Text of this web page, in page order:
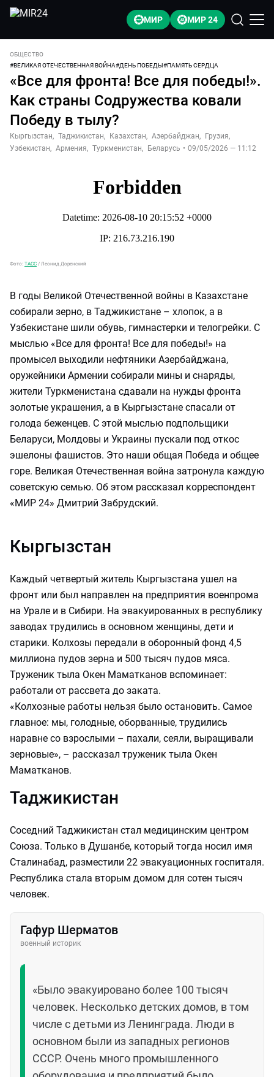
МИР МИР 24
ОБЩЕСТВО
#ВЕЛИКАЯ ОТЕЧЕСТВЕННАЯ ВОЙНА#ДЕНЬ ПОБЕДЫ#ПАМЯТЬ СЕРДЦА
«Все для фронта! Все для победы!».
Как страны Содружества ковали
Победу в тылу?
Кыргызстан, Таджикистан, Казахстан, Азербайджан, Грузия,
Узбекистан, Армения, Туркменистан, Беларусь • 09/05/2026 — 11:12
Фото: ТАСС / Леонид Доренский
В годы Великой Отечественной войны в Казахстане
собирали зерно, в Таджикистане – хлопок, а в
Узбекистане шили обувь, гимнастерки и телогрейки. С
мыслью «Все для фронта! Все для победы!» на
промысел выходили нефтяники Азербайджана,
оружейники Армении собирали мины и снаряды,
жители Туркменистана сдавали на нужды фронта
золотые украшения, а в Кыргызстане спасали от
голода беженцев. С этой мыслью подпольщики
Беларуси, Молдовы и Украины пускали под откос
эшелоны фашистов. Это наши общая Победа и общее
горе. Великая Отечественная война затронула каждую
советскую семью. Об этом рассказал корреспондент
«МИР 24» Дмитрий Забрудский.
Кыргызстан
Каждый четвертый житель Кыргызстана ушел на
фронт или был направлен на предприятия военпрома
на Урале и в Сибири. На эвакуированных в республику
заводах трудились в основном женщины, дети и
старики. Колхозы передали в оборонный фонд 4,5
миллиона пудов зерна и 500 тысяч пудов мяса.
Труженик тыла Окен Маматканов вспоминает:
работали от рассвета до заката.
«Колхозные работы нельзя было остановить. Самое
главное: мы, голодные, оборванные, трудились
наравне со взрослыми – пахали, сеяли, выращивали
зерновые», – рассказал труженик тыла Окен
Маматканов.
Таджикистан
Соседний Таджикистан стал медицинским центром
Союза. Только в Душанбе, который тогда носил имя
Сталинабад, разместили 22 эвакуационных госпиталя.
Республика стала вторым домом для сотен тысяч
человек.
Гафур Шерматов
военный историк
«Было эвакуировано более 100 тысяч
человек. Несколько детских домов, в том
числе с детьми из Ленинграда. Люди в
основном были из западных регионов
СССР. Очень много промышленного